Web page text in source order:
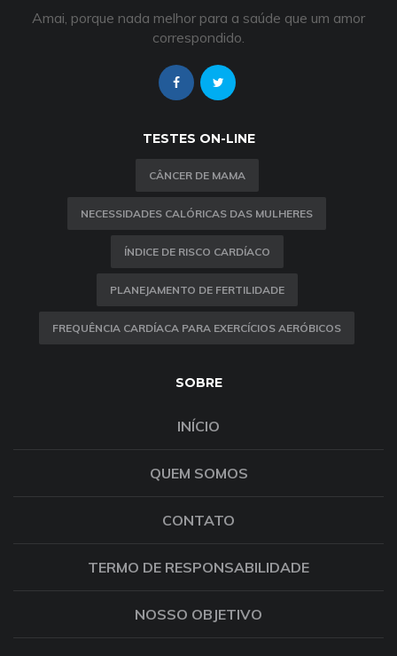
Amai, porque nada melhor para a saúde que um amor
correspondido.
TESTES ON-LINE
CÂNCER DE MAMA
NECESSIDADES CALÓRICAS DAS MULHERES
ÍNDICE DE RISCO CARDÍACO
PLANEJAMENTO DE FERTILIDADE
FREQUÊNCIA CARDÍACA PARA EXERCÍCIOS AERÓBICOS
SOBRE
INÍCIO
QUEM SOMOS
CONTATO
TERMO DE RESPONSABILIDADE
NOSSO OBJETIVO